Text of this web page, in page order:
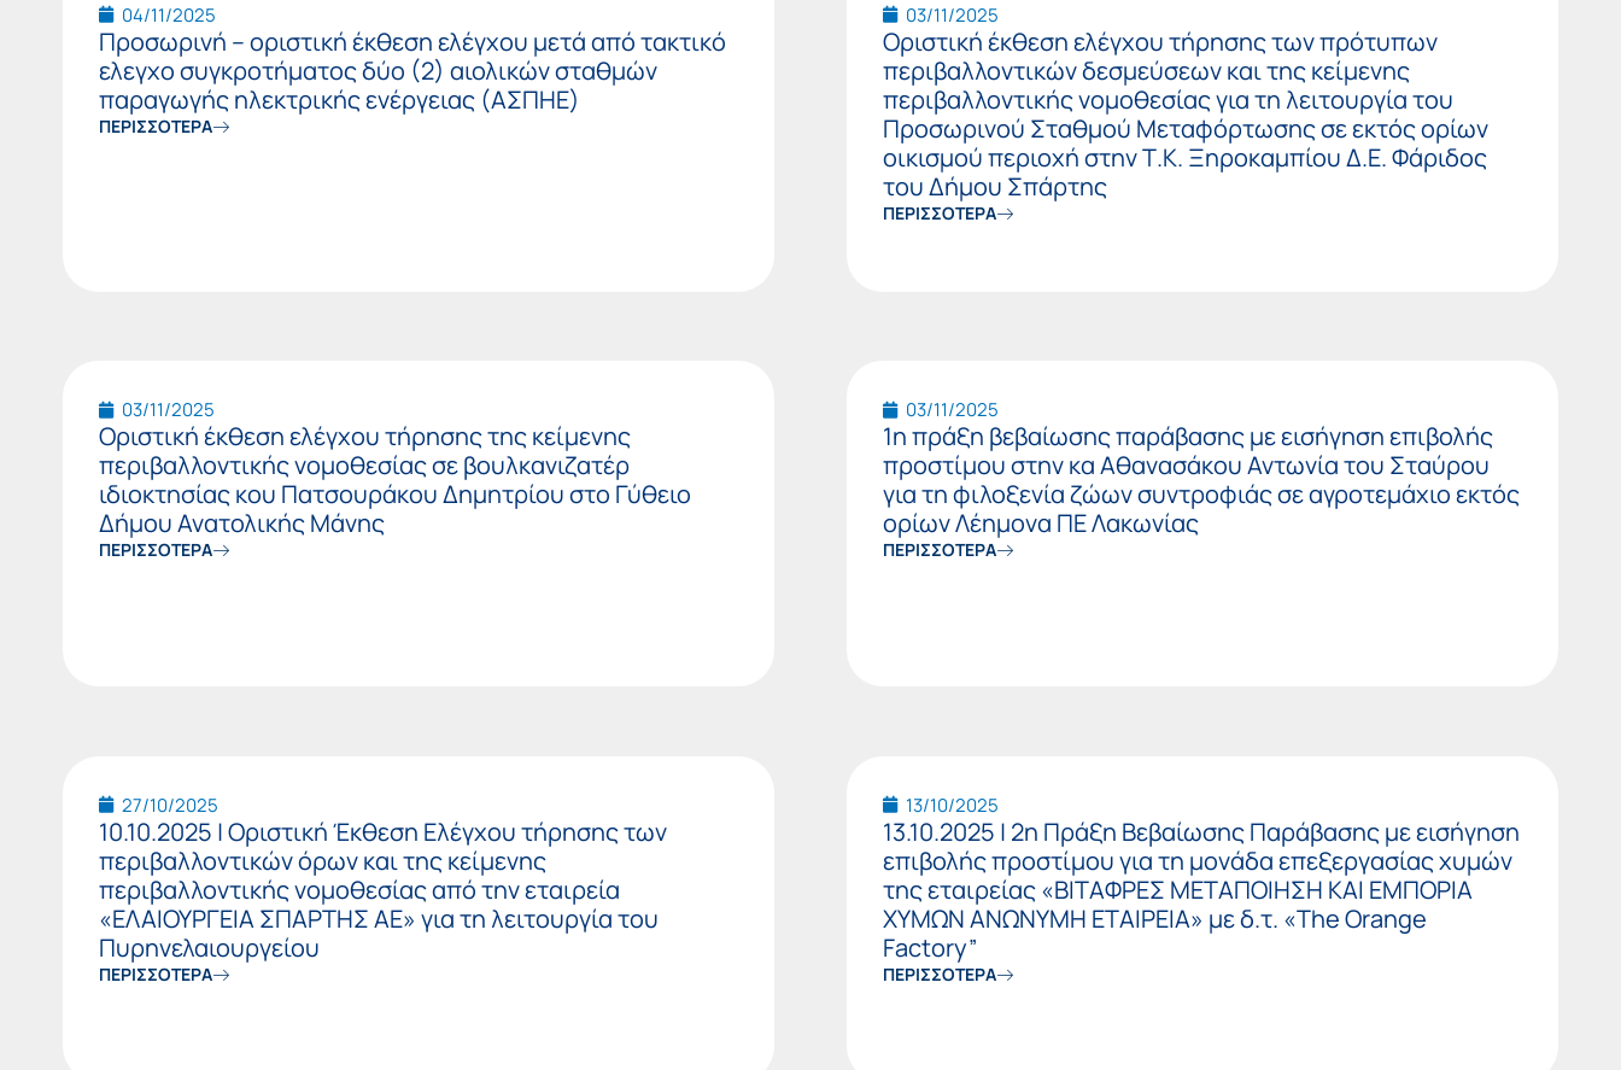
04/11/2025
Προσωρινή – οριστική έκθεση ελέγχου μετά από τακτικό
ελεγχο συγκροτήματος δύο (2) αιολικών σταθμών
παραγωγής ηλεκτρικής ενέργειας (ΑΣΠΗΕ)
ΠΕΡΙΣΣΟΤΕΡΑ
03/11/2025
Οριστική έκθεση ελέγχου τήρησης των πρότυπων
περιβαλλοντικών δεσμεύσεων και της κείμενης
περιβαλλοντικής νομοθεσίας για τη λειτουργία του
Προσωρινού Σταθμού Μεταφόρτωσης σε εκτός ορίων
οικισμού περιοχή στην Τ.Κ. Ξηροκαμπίου Δ.Ε. Φάριδος
του Δήμου Σπάρτης
ΠΕΡΙΣΣΟΤΕΡΑ
03/11/2025
Οριστική έκθεση ελέγχου τήρησης της κείμενης
περιβαλλοντικής νομοθεσίας σε βουλκανιζατέρ
ιδιοκτησίας κου Πατσουράκου Δημητρίου στο Γύθειο
Δήμου Ανατολικής Μάνης
ΠΕΡΙΣΣΟΤΕΡΑ
03/11/2025
1η πράξη βεβαίωσης παράβασης με εισήγηση επιβολής
προστίμου στην κα Αθανασάκου Αντωνία του Σταύρου
για τη φιλοξενία ζώων συντροφιάς σε αγροτεμάχιο εκτός
ορίων Λέημονα ΠΕ Λακωνίας
ΠΕΡΙΣΣΟΤΕΡΑ
27/10/2025
10.10.2025 | Οριστική Έκθεση Ελέγχου τήρησης των
περιβαλλοντικών όρων και της κείμενης
περιβαλλοντικής νομοθεσίας από την εταιρεία
«ΕΛΑΙΟΥΡΓΕΙΑ ΣΠΑΡΤΗΣ ΑΕ» για τη λειτουργία του
Πυρηνελαιουργείου
ΠΕΡΙΣΣΟΤΕΡΑ
13/10/2025
13.10.2025 | 2η Πράξη Βεβαίωσης Παράβασης με εισήγηση
επιβολής προστίμου για τη μονάδα επεξεργασίας χυμών
της εταιρείας «ΒΙΤΑΦΡΕΣ ΜΕΤΑΠΟΙΗΣΗ ΚΑΙ ΕΜΠΟΡΙΑ
ΧΥΜΩΝ ΑΝΩΝΥΜΗ ΕΤΑΙΡΕΙΑ» με δ.τ. «The Orange
Factory”
ΠΕΡΙΣΣΟΤΕΡΑ